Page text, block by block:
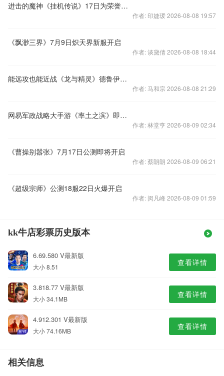
进击的魔神《挂机传说》17日为荣誉而战
作者: 印婕瑗 2026-08-08 19:57
《飘渺三界》7月9日炽天界新服开启
作者: 谈黛倩 2026-08-08 18:44
能远攻也能近战《龙与精灵》德鲁伊霸体变身视频
作者: 马和宗 2026-08-08 21:29
网易军政战略大手游《率土之滨》即将封测
作者: 林堂亨 2026-08-09 02:34
《曹操别嚣张》7月17日公测即将开启
作者: 蔡朗朗 2026-08-09 06:21
《超级宗师》公测18服22日火爆开启
作者: 闵凡峰 2026-08-09 01:59
kk牛店彩票历史版本
6.69.580 V最新版
大小 8.51 查看详情
3.818.77 V最新版
大小 34.1MB 查看详情
4.912.301 V最新版
大小 74.16MB 查看详情
相关信息